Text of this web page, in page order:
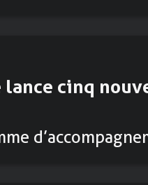
lance cinq